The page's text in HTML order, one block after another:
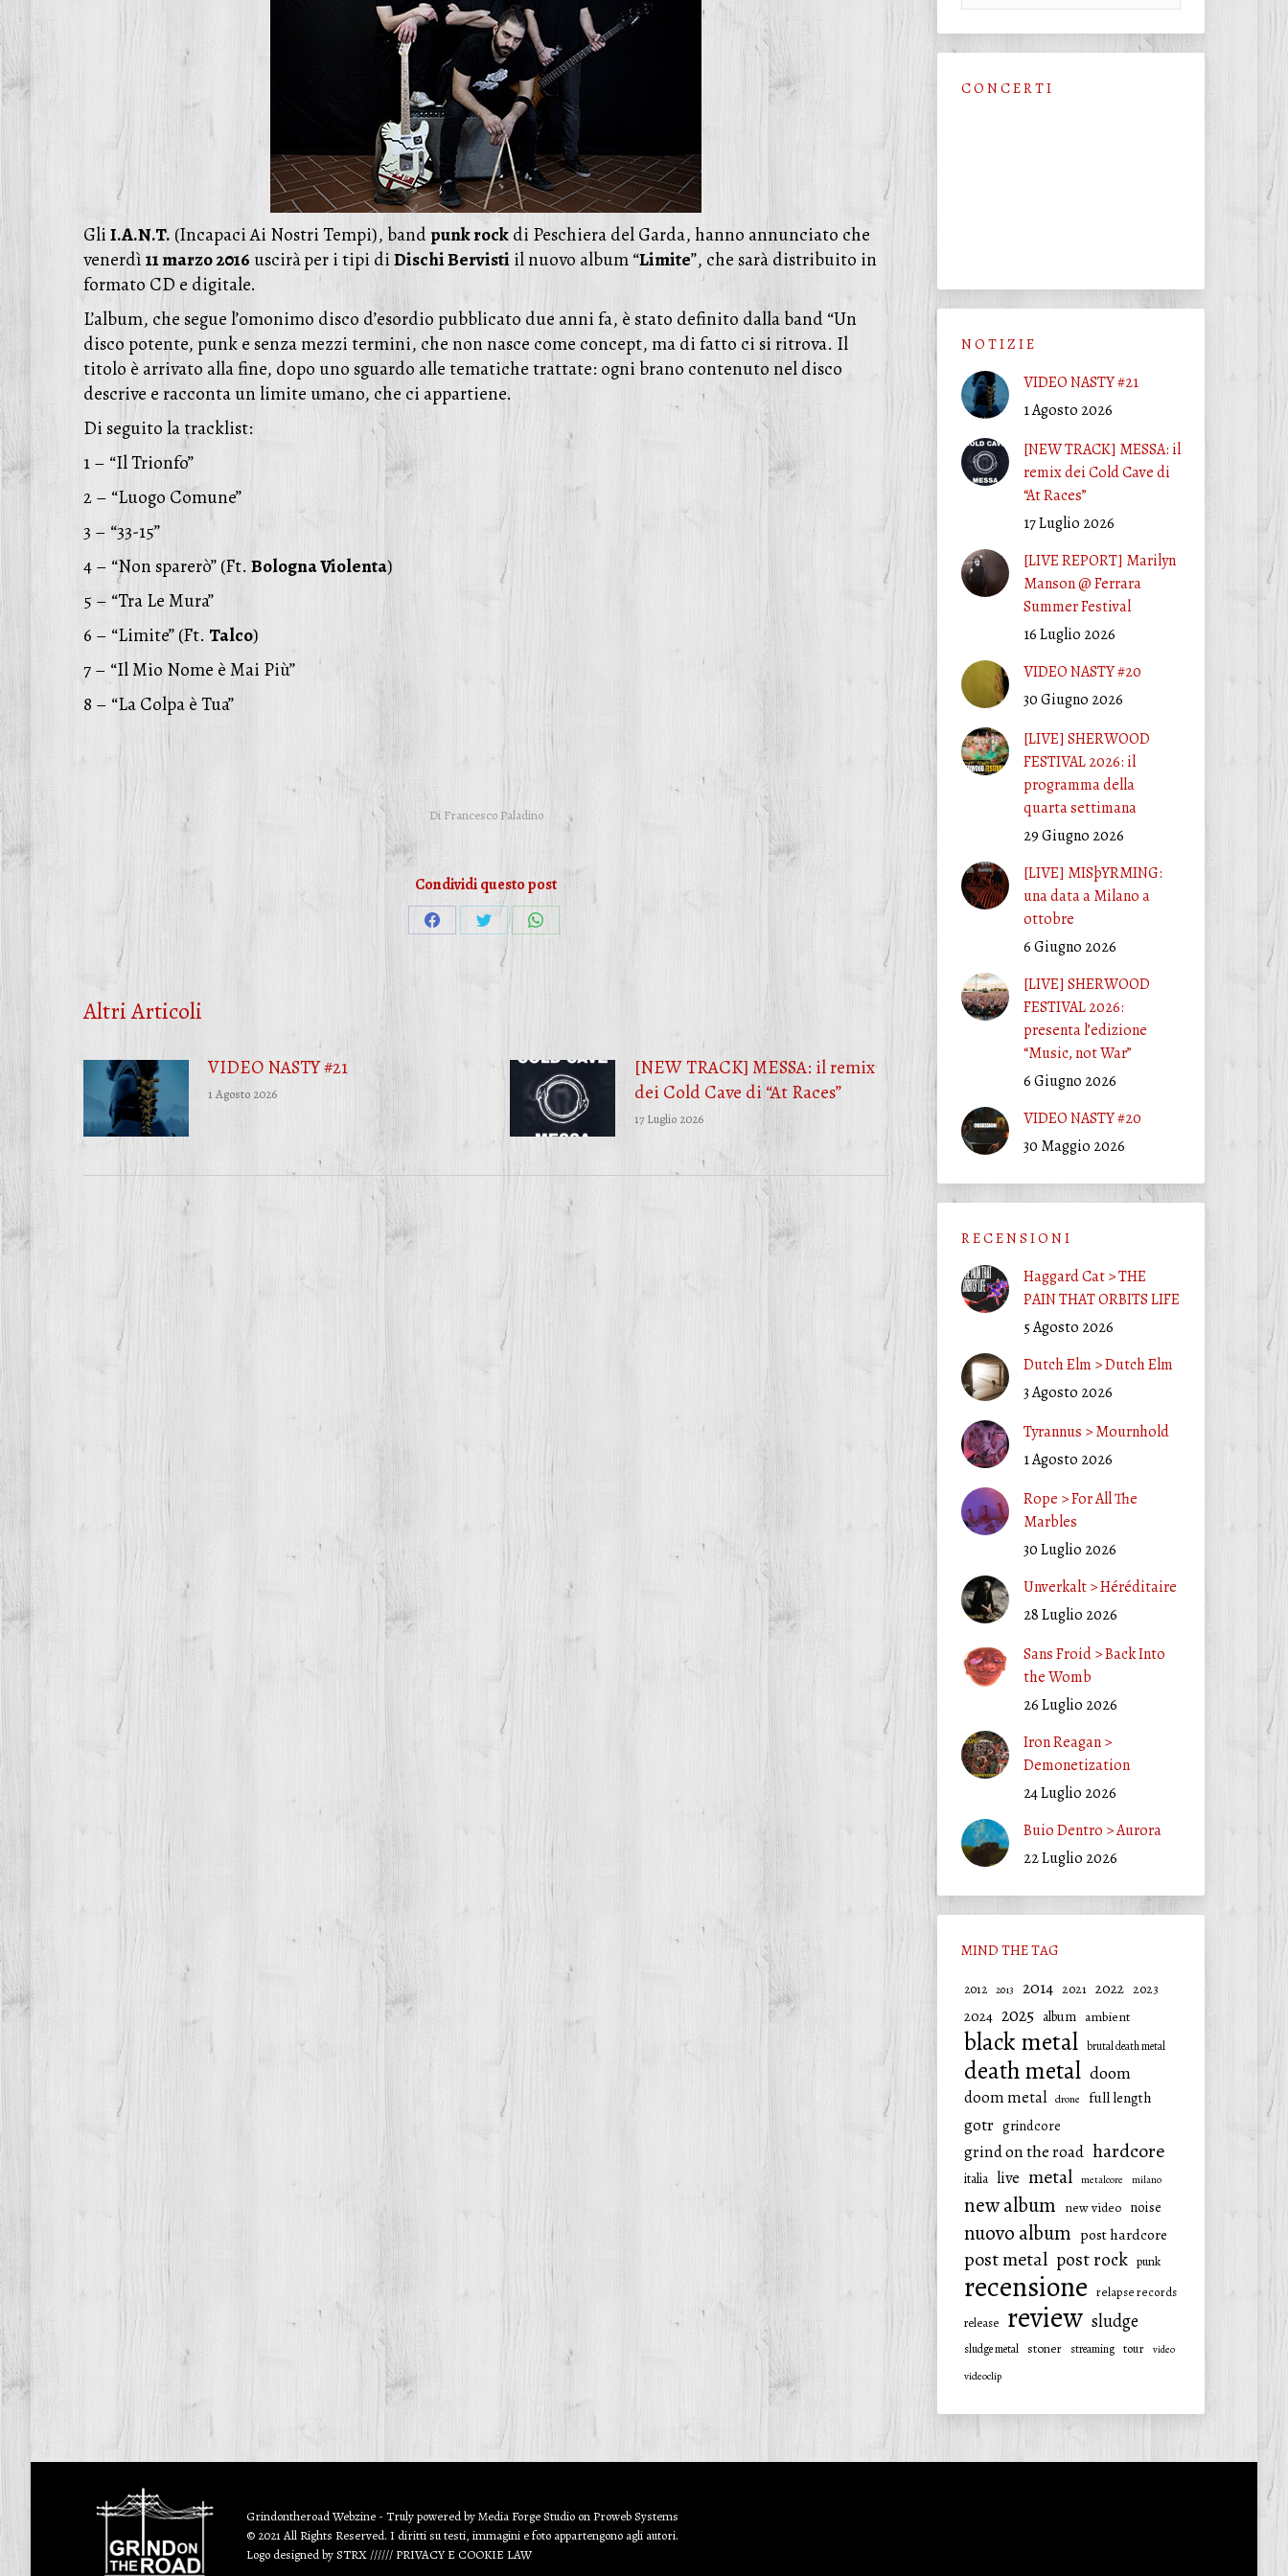
GliI.A.N.T. (Incapaci Ai Nostri Tempi), bandpunk rockdi Peschiera del Garda, hanno annunciato che
venerdì11 marzo 2016 usciràper i tipi diDischi Bervisti il nuovo album “Limite”, che sarà distribuito in
formato CD e digitale.
L’album, che segue l’omonimo disco d’esordio pubblicato due anni fa, è stato definito dalla band “Un
disco potente, punk e senza mezzi termini, che non nasce come concept, ma di fatto ci si ritrova. Il
titolo è arrivato alla fine, dopo uno sguardo alle tematiche trattate: ogni brano contenuto nel disco
descrive e racconta un limite umano, che ci appartiene.
Di seguito la tracklist:
1 – “Il Trionfo”
2 – “Luogo Comune”
3 – “33-15”
4 – “Non sparerò” (Ft. Bologna Violenta)
5 – “Tra Le Mura”
6 – “Limite” (Ft. Talco)
7 – “Il Mio Nome è Mai Più”
8 – “La Colpa è Tua”
Di Francesco Paladino
Condividi questo post
CondividiCondividiCondividi
Altri Articoli
VIDEO NASTY #21
1 Agosto 2026
[NEW TRACK] MESSA: il remix
dei Cold Cave di “At Races”
17 Luglio 2026
C O N C E R T I
N O T I Z I E
VIDEO NASTY #21
1 Agosto 2026
[NEW TRACK] MESSA: il
remix dei Cold Cave di
“At Races”
17 Luglio 2026
[LIVE REPORT] Marilyn
Manson @ Ferrara
Summer Festival
16 Luglio 2026
VIDEO NASTY #20
30 Giugno 2026
[LIVE] SHERWOOD
FESTIVAL 2026: il
programma della
quarta settimana
29 Giugno 2026
[LIVE] MISþYRMING:
una data a Milano a
ottobre
6 Giugno 2026
[LIVE] SHERWOOD
FESTIVAL 2026:
presenta l’edizione
“Music, not War”
6 Giugno 2026
VIDEO NASTY #20
30 Maggio 2026
R E C E N S I O N I
Haggard Cat > THE
PAIN THAT ORBITS LIFE
5 Agosto 2026
Dutch Elm > Dutch Elm
3 Agosto 2026
Tyrannus > Mournhold
1 Agosto 2026
Rope > For All The
Marbles
30 Luglio 2026
Unverkalt > Héréditaire
28 Luglio 2026
Sans Froid > Back Into
the Womb
26 Luglio 2026
Iron Reagan >
Demonetization
24 Luglio 2026
Buio Dentro > Aurora
22 Luglio 2026
MIND THE TAG
2012 2013 2014 2021 2022 2023
2024 2025 album ambient
black metal brutal death metal
death metal doom
doom metal drone full length
gotr grindcore
grind on the road hardcore
italia live metal metalcore milano
new album new video noise
nuovo album post hardcore
post metal post rock punk
recensione relapse records
release
review sludge
sludge metal stoner streaming tour
video
videoclip
Grindontheroad Webzine - Truly powered byMedia Forge Studio on ProwebSystems
© 2021 All Rights Reserved. I diritti su testi, immagini e foto appartengono agli autori.
Logo designed bySTRX////// PRIVACY E COOKIE LAW